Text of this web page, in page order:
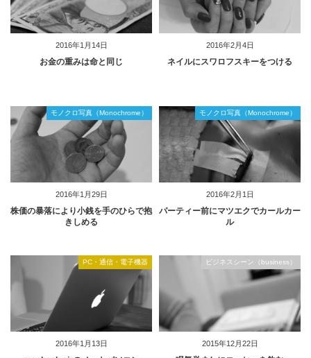
2016年1月14日
お金の重みは命と同じ
2016年2月4日
ネイルにスワロフスキーをつける
2016年1月29日
モノクロ写真（Monochrome）
株価の暴落により小銭を手のひらで抱
きしめる
2016年2月1日
モノクロ写真（Monochrome）
パーティー前にマツエクでカールカー
ル
2016年1月13日
PC・通信・電子機器
2015年12月22日
ビジネスシーン（business）